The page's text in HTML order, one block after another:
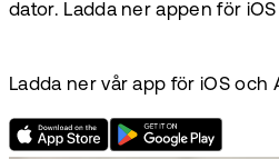
dator. Ladda ner appen för
Ladda ner vår app för iOS och